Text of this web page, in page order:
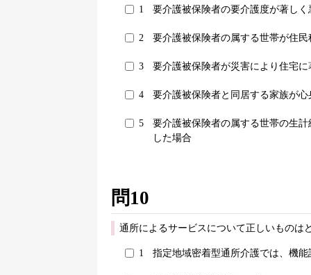
1 要介護被保険者の要介護度が著し
2 要介護被保険者の属する世帯が住
3 要介護被保険者が災害により住宅
4 要介護被保険者と同居する家族が
5
要介護被保険者の属する世帯の生
した場合
問10
通所によるサービスについて正しいものは
1 指定地域密着型通所介護では、機